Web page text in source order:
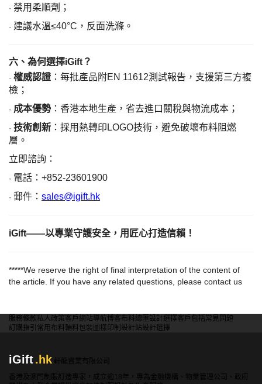
· 禁用柔順劑；
· 建議水溫≤40°C，反面洗滌。
六、為何選擇iGift？
· 權威認證 ：每批產品附EN 11612測試報告，支援第三方複
檢；
· 成本優勢 ：香港本地生產，省去進口關稅與物流成本；
· 技術創新 ：採用熱轉印 LOGO技術，避免破壞布料阻燃
層。
立即諮詢：
· 電話： +852-23601900
· 郵件： sales@igift.hk
iGift——以專業守護安全，用匠心打造信賴！​
*****We reserve the right of final interpretation of the content of
the article. If you have any related questions, please contact us
服務條款私人政策客戶 網站導航博客布料總匯設計選擇客戶包括常見問題
訂購指引 常用布料輔料包裝 圖樣印制 設計站設計選擇
iGift.hk
軒龍實業有限公司
香港及澳門制服訂造專家，成立逾18年，專為金融機構、物業管理公司、政府